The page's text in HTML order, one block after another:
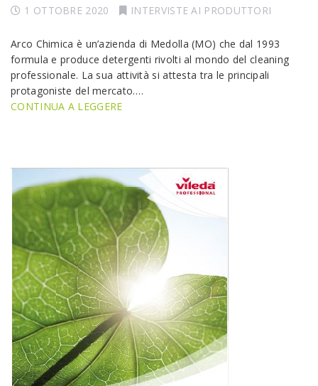
1 OTTOBRE 2020 INTERVISTE AI PRODUTTORI
Arco Chimica è un’azienda di Medolla (MO) che dal 1993
formula e produce detergenti rivolti al mondo del cleaning
professionale. La sua attività si attesta tra le principali
protagoniste del mercato.…
CONTINUA A LEGGERE